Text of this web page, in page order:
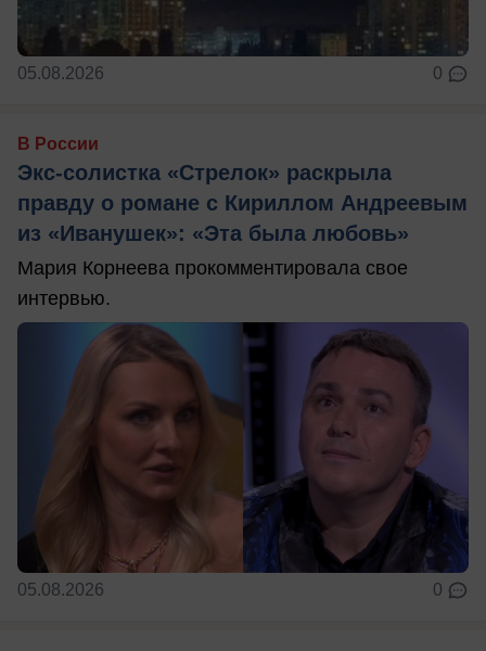
05.08.2026 0
В России
Экс-солистка «Стрелок» раскрыла
правду о романе с Кириллом Андреевым
из «Иванушек»: «Эта была любовь»
Мария Корнеева прокомментировала свое
интервью.
05.08.2026 0